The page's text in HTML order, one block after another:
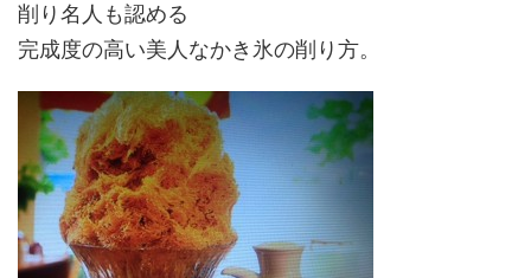
削り名人も認める
完成度の高い美人なかき氷の削り方。